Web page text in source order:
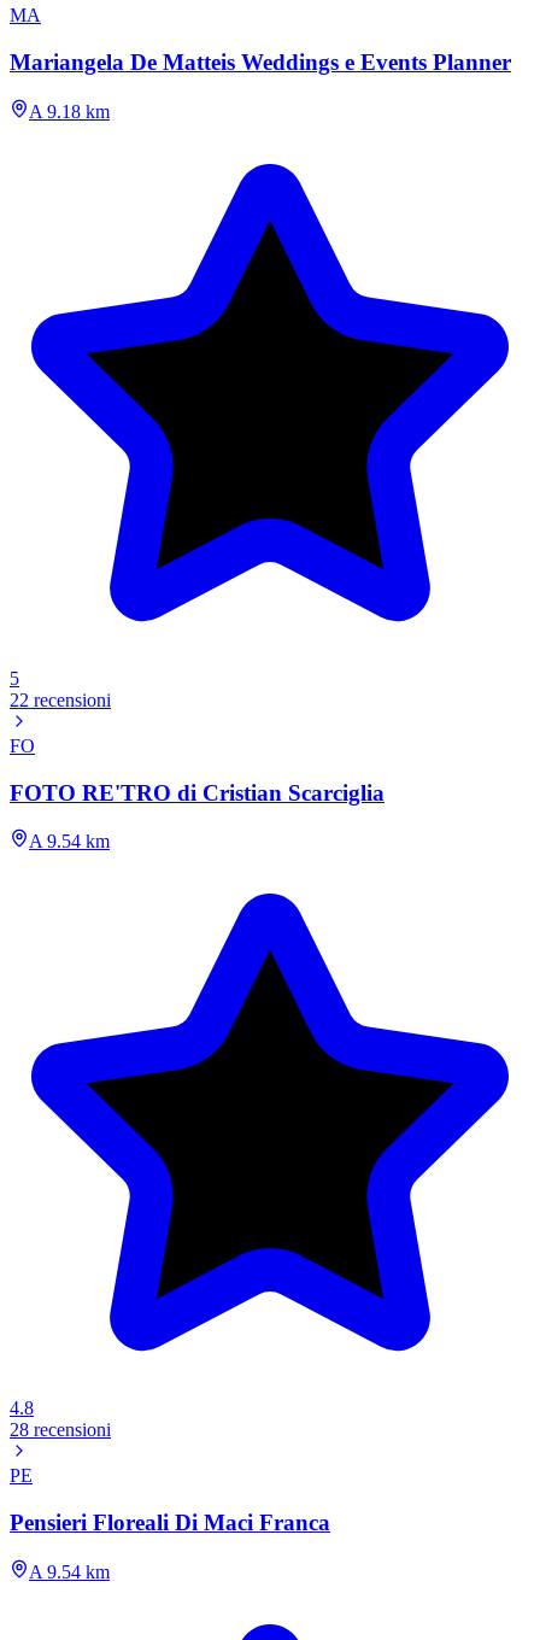
MA
Mariangela De Matteis Weddings e Events Planner
A 9.18 km
5
22 recensioni
FO
FOTO RE'TRO di Cristian Scarciglia
A 9.54 km
4.8
28 recensioni
PE
Pensieri Floreali Di Maci Franca
A 9.54 km